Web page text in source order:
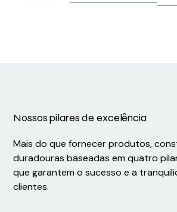
Nossos pilares de excelência
Mais do que fornecer produtos,
duradouras baseadas em quatro
que garantem o sucesso e a
clientes.